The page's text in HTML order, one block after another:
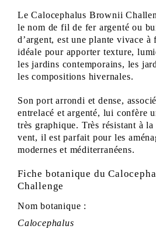
LeCalocephalus Brownii
le nom de fil de fer argenté ou
d’argent, est une plante vivace
idéale pour apporter texture,
les jardins contemporains, les
les compositions hivernales.
Son port arrondi et dense,
entrelacé et argenté, lui confère
très graphique. Très résistant à la
vent, il est parfait pour les
modernes et méditerranéens.
Fiche botanique du
Challenge
Nom botanique :
Calocephalus